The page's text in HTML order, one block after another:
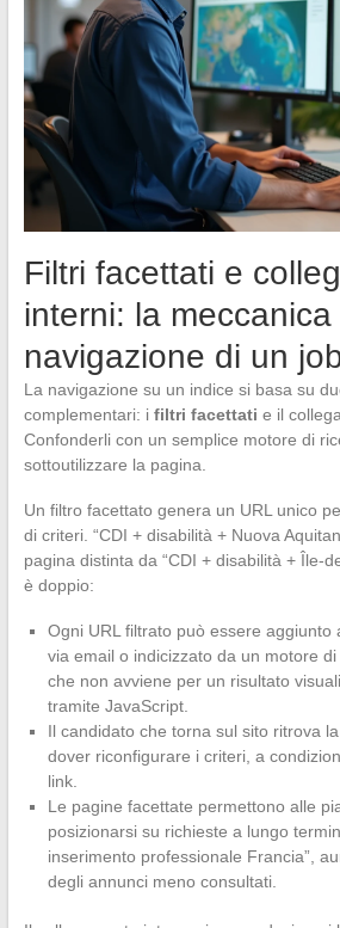
Filtri facettati e
interni: la meccanica
navigazione di un
La navigazione su un indice si basa su
complementari: i filtri facettati e il
Confonderli con un semplice motore di
sottoutilizzare la pagina.
Un filtro facettato genera un URL unico
di criteri. “CDI + disabilità + Nuova
pagina distinta da “CDI + disabilità + Île-
è doppio:
Ogni URL filtrato può essere aggiunto
via email o indicizzato da un motore
che non avviene per un risultato
tramite JavaScript.
Il candidato che torna sul sito ritrova
dover riconfigurare i criteri, a
link.
Le pagine facettate permettono alle
posizionarsi su richieste a lungo
inserimento professionale Francia”,
degli annunci meno consultati.